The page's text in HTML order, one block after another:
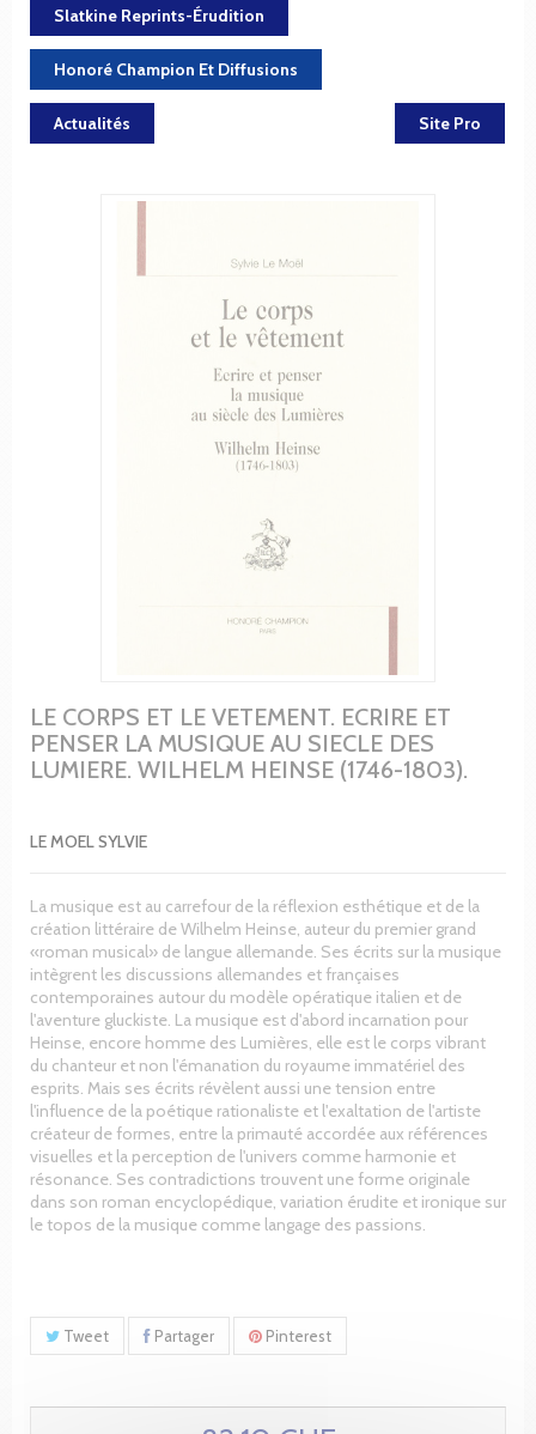
Slatkine Reprints-Érudition
Honoré Champion Et Diffusions
Actualités Site Pro
LE CORPS ET LE VETEMENT. ECRIRE ET
PENSER LA MUSIQUE AU SIECLE DES
LUMIERE. WILHELM HEINSE (1746-1803).
LE MOEL SYLVIE
La musique est au carrefour de la réflexion esthétique et de la
création littéraire de Wilhelm Heinse, auteur du premier grand
«roman musical» de langue allemande. Ses écrits sur la musique
intègrent les discussions allemandes et françaises
contemporaines autour du modèle opératique italien et de
l'aventure gluckiste. La musique est d'abord incarnation pour
Heinse, encore homme des Lumières, elle est le corps vibrant
du chanteur et non l'émanation du royaume immatériel des
esprits. Mais ses écrits révèlent aussi une tension entre
l'influence de la poétique rationaliste et l'exaltation de l'artiste
créateur de formes, entre la primauté accordée aux références
visuelles et la perception de l'univers comme harmonie et
résonance. Ses contradictions trouvent une forme originale
dans son roman encyclopédique, variation érudite et ironique sur
le topos de la musique comme langage des passions.
Tweet Partager Pinterest